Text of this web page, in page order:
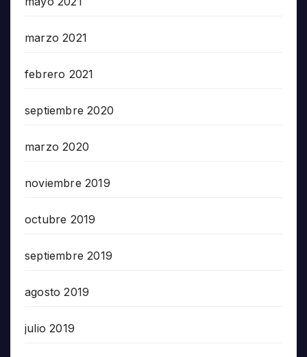
marzo 2021
febrero 2021
septiembre 2020
marzo 2020
noviembre 2019
octubre 2019
septiembre 2019
agosto 2019
julio 2019